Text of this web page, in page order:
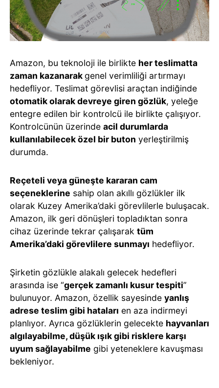
Amazon, bu teknoloji ile birlikte her teslimatta
zaman kazanarak genel verimliliği artırmayı
hedefliyor. Teslimat görevlisi araçtan indiğinde
otomatik olarak devreye giren gözlük, yeleğe
entegre edilen bir kontrolcü ile birlikte çalışıyor.
Kontrolcünün üzerinde acil durumlarda
kullanılabilecek özel bir buton yerleştirilmiş
durumda.
Reçeteli veya güneşte kararan cam
seçeneklerine sahip olan akıllı gözlükler ilk
olarak Kuzey Amerika’daki görevlilerle buluşacak.
Amazon, ilk geri dönüşleri topladıktan sonra
cihaz üzerinde tekrar çalışarak tüm
Amerika’daki görevlilere sunmayı hedefliyor.
Şirketin gözlükle alakalı gelecek hedefleri
arasında ise “gerçek zamanlı kusur tespiti”
bulunuyor. Amazon, özellik sayesinde yanlış
adrese teslim gibi hataları en aza indirmeyi
planlıyor. Ayrıca gözlüklerin gelecekte hayvanları
algılayabilme, düşük ışık gibi risklere karşı
uyum sağlayabilme gibi yeteneklere kavuşması
bekleniyor.